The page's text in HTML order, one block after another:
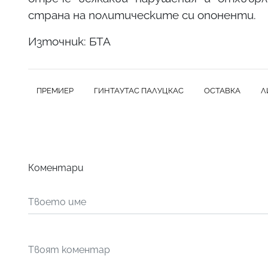
страна на политическите си опоненти.
Източник: БТА
ПРЕМИЕР ГИНТАУТАС ПАЛУЦКАС ОСТАВКА
Коментари